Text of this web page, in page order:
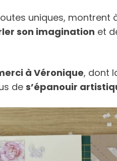
uniques, montrent
son imagination et
à Véronique, dont
de s’épanouir